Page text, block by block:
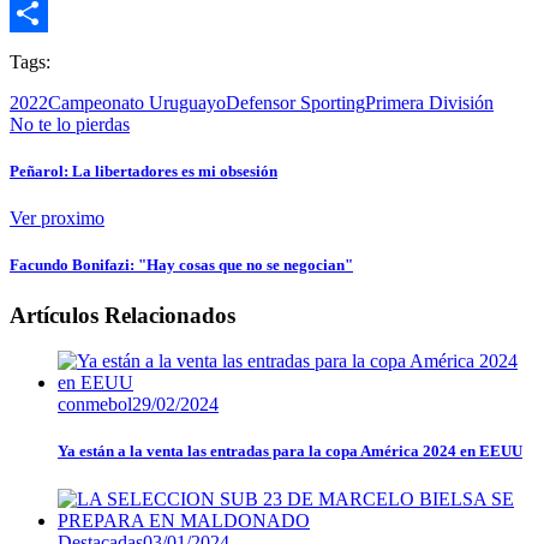
Email
Compartir
Tags:
2022Campeonato UruguayoDefensor SportingPrimera División
No te lo pierdas
Peñarol: La libertadores es mi obsesión
Ver proximo
Facundo Bonifazi: "Hay cosas que no se negocian"
Artículos Relacionados
conmebol29/02/2024
Ya están a la venta las entradas para la copa América 2024 en EEUU